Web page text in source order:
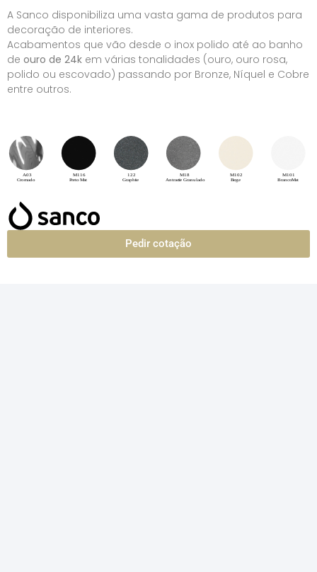
A Sanco disponibiliza uma vasta gama de produtos para
decoração de interiores.
Acabamentos que vão desde o inox polido até ao banho
de ouro de 24k em várias tonalidades (ouro, ouro rosa,
polido ou escovado) passando por Bronze, Níquel e Cobre
entre outros.
Pedir cotação